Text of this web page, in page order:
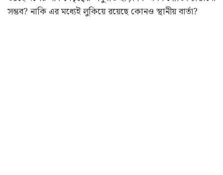
সম্ভব? নাকি এর মধ্যেই লুকিয়ে রয়েছে কোনও স্থানীয় বার্তা?